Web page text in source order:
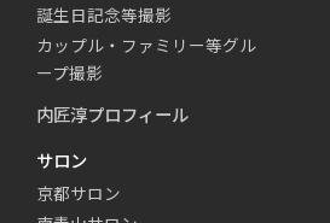
誕生日記念等撮影
カップル・ファミリー等グル
ープ撮影
内匠淳プロフィール
サロン
京都サロン